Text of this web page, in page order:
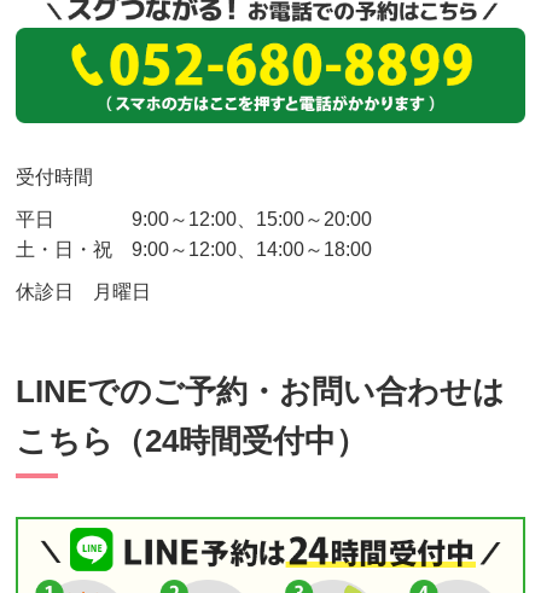
受付時間
平日 9:00～12:00、15:00～20:00
土・日・祝 9:00～12:00、14:00～18:00
休診日 月曜日
LINEでのご予約・お問い合わせは
こちら（24時間受付中）